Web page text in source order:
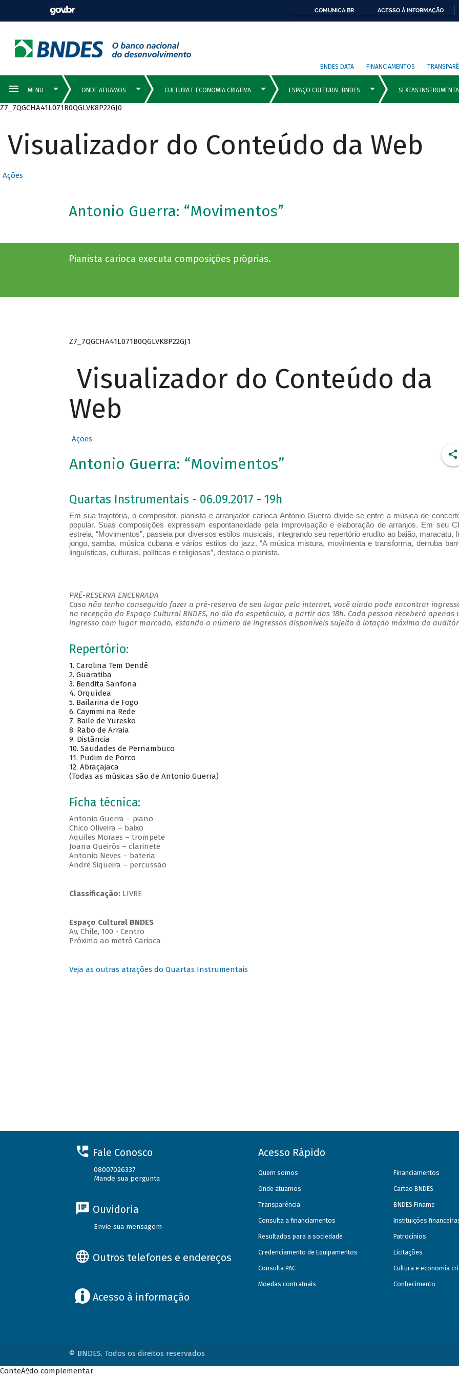
COMUNICA BR ACESSO À INFORMAÇÃO
BNDES DATA FINANCIAMENTOS
Z7_7QGCHA41L071B0QGLVK8P22GJ0
Visualizador do Conteúdo da Web
Ações
Antonio Guerra: “Movimentos”
Pianista carioca executa composições próprias.
Z7_7QGCHA41L071B0QGLVK8P22GJ1
Visualizador do Conteúdo da
Web
Ações
Antonio Guerra: “Movimentos”
Quartas Instrumentais - 06.09.2017 - 19h
Em sua trajetória, o compositor, pianista e arranjador​ carioca​ Antonio Guerra divide-se entre a música de
popular. Suas composições expressam espontaneidade pela improvisação e elaboração de arranjos. Em seu
estreia, “Movimentos”, passeia por diversos estilos musicais, integrando seu repertório erudito ao baião, maracatu,
jongo, samba, música cubana e vários estilos do jazz. “A música mistura, movimenta e transforma, derruba
linguísticas, culturais, políticas e religiosas”, destaca o pianista.
PRÉ-RESERVA ENCERRADA
Caso não tenha conseguido fazer a pré-reserva de seu lugar pela internet, você ainda pode encontrar
na recepção do Espaço Cultural BNDES, no dia do espetáculo, a partir das 18h. Cada pessoa receberá apenas
ingresso com lugar marcado, estando o número de ingressos disponíveis sujeito à lotação máxima do
Repertório:
1. Carolina Tem Dendê
2. Guaratiba
3. Bendita Sanfona
4. Orquídea
5. Bailarina de Fogo
6. Caymmi na Rede
7. Baile de Yuresko
8. Rabo de Arraia
9. Distância
10. Saudades de Pernambuco
11. Pudim de Porco
12. Abraçajaca
(Todas as músicas são de Antonio Guerra)
Ficha técnica:
Antonio Guerra – piano
Chico Oliveira – baixo
Aquiles Moraes – trompete
Joana Queirós – clarinete
Antonio Neves – bateria
André Siqueira – percussão
Classificação:LIVRE
Espaço Cultural BNDES
Av, Chile, 100 - Centro
Próximo ao metrô Carioca
Veja as outras atrações do Quartas Instrumentais
Fale Conosco
08007026337
Mande sua pergunta
Ouvidoria
Envie sua mensagem
Outros telefones e endereços
Acesso à informação
Acesso Rápido
Quem somos
Onde atuamos
Transparência
Consulta a financiamentos
Resultados para a sociedade
Credenciamento de Equipamentos
Consulta PAC
Moedas contratuais
Financiamentos
Cartão BNDES
BNDES Finame
Instituições
Patrocínios
Licitações
Cultura e economia
Conhecimento
© BNDES. Todos os direitos reservados
ConteÃºdo complementar